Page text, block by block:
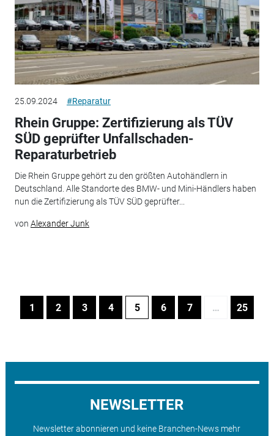
25.09.2024 #Reparatur
Rhein Gruppe: Zertifizierung als TÜV
SÜD geprüfter Unfallschaden-
Reparaturbetrieb
Die Rhein Gruppe gehört zu den größten Autohändlern in
Deutschland. Alle Standorte des BMW- und Mini-Händlers haben
nun die Zertifizierung als TÜV SÜD geprüfter...
von Alexander Junk
1 2 3 4 5 6 7 … 25
NEWSLETTER
Newsletter abonnieren und keine Branchen-News mehr